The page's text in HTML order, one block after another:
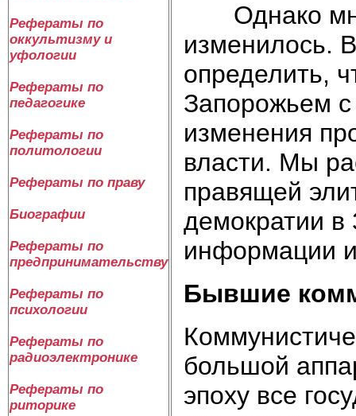
Рефераты по
оккультизму и
уфологии
Рефераты по
педагогике
Рефераты по
политологии
Рефераты по праву
Биографии
Рефераты по
предпринимательству
Рефераты по
психологии
Рефераты по
радиоэлектронике
Рефераты по
риторике
Однако
изменилось.
определить,
Запорожьем
изменения
власти. Мы
правящей
демократии в
информации
Бывшие
большой
эпоху все